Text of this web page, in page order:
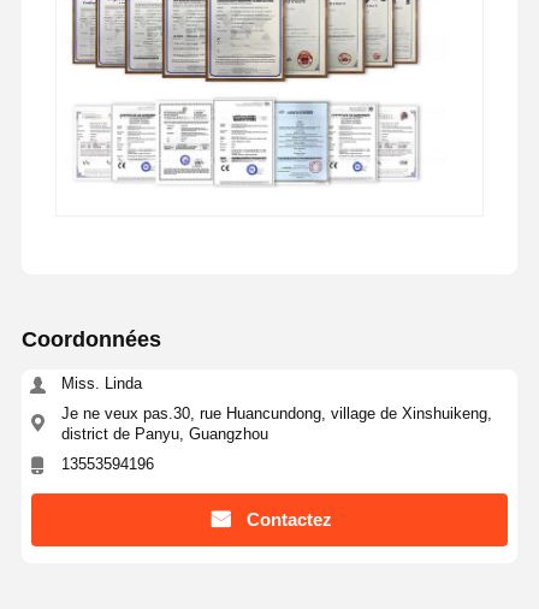
Coordonnées
Miss. Linda
Je ne veux pas.30, rue Huancundong, village de Xinshuikeng,
district de Panyu, Guangzhou
13553594196
Contactez